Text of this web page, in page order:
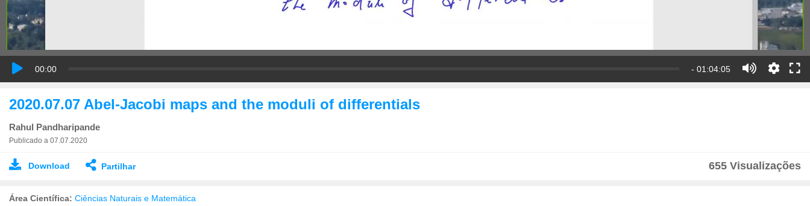
00:00 - 01:04:05
2020.07.07 Abel-Jacobi maps and the moduli of differentials
Rahul Pandharipande
Publicado a 07.07.2020
Download Partilhar 655 Visualizações
Área Científica: Ciências Naturais e Matemática